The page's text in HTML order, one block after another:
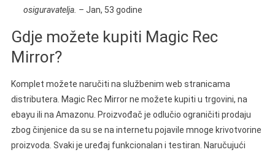
osiguravatelja. – Jan, 53 godine
Gdje možete kupiti Magic Rec
Mirror?
Komplet možete naručiti na službenim web stranicama
distributera. Magic Rec Mirror ne možete kupiti u trgovini, na
ebayu ili na Amazonu. Proizvođač je odlučio ograničiti prodaju
zbog činjenice da su se na internetu pojavile mnoge krivotvorine
proizvoda. Svaki je uređaj funkcionalan i testiran. Naručujući